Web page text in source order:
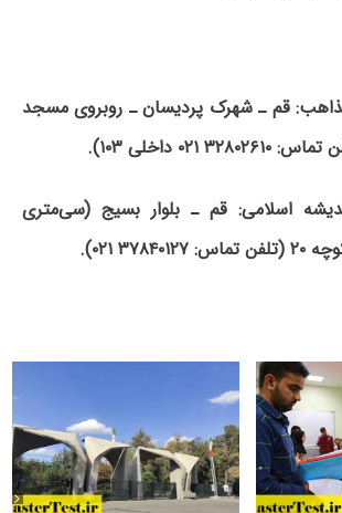
قم ـ شهرک پردیسان ـ روبروی مسجد
۳۲۸۰۲۶۱۰ ۰۲۱ داخلی ۱۰۳).
اسلامی: قم ـ بلوار بسیج (سی‌متری
۰۲۱).